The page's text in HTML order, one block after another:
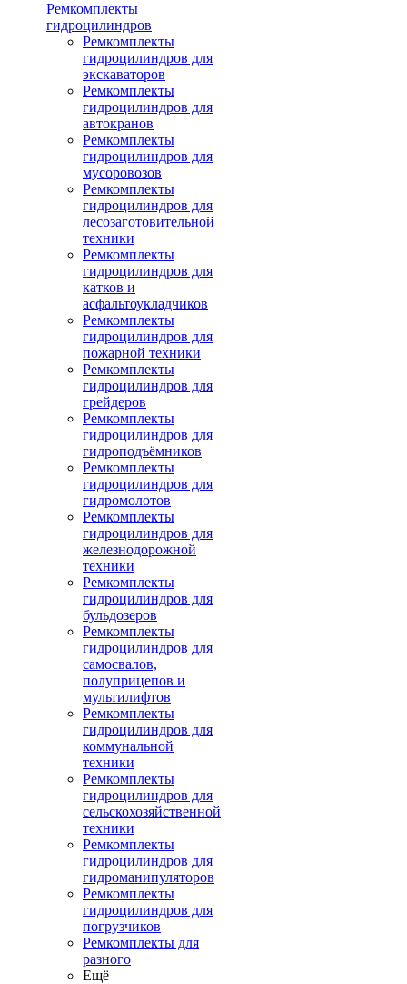
Ремкомплекты
гидроцилиндров
Ремкомплекты
гидроцилиндров для
экскаваторов
Ремкомплекты
гидроцилиндров для
автокранов
Ремкомплекты
гидроцилиндров для
мусоровозов
Ремкомплекты
гидроцилиндров для
лесозаготовительной
техники
Ремкомплекты
гидроцилиндров для
катков и
асфальтоукладчиков
Ремкомплекты
гидроцилиндров для
пожарной техники
Ремкомплекты
гидроцилиндров для
грейдеров
Ремкомплекты
гидроцилиндров для
гидроподъёмников
Ремкомплекты
гидроцилиндров для
гидромолотов
Ремкомплекты
гидроцилиндров для
железнодорожной
техники
Ремкомплекты
гидроцилиндров для
бульдозеров
Ремкомплекты
гидроцилиндров для
самосвалов,
полуприцепов и
мультилифтов
Ремкомплекты
гидроцилиндров для
коммунальной
техники
Ремкомплекты
гидроцилиндров для
сельскохозяйственной
техники
Ремкомплекты
гидроцилиндров для
гидроманипуляторов
Ремкомплекты
гидроцилиндров для
погрузчиков
Ремкомплекты для
разного
Ещё